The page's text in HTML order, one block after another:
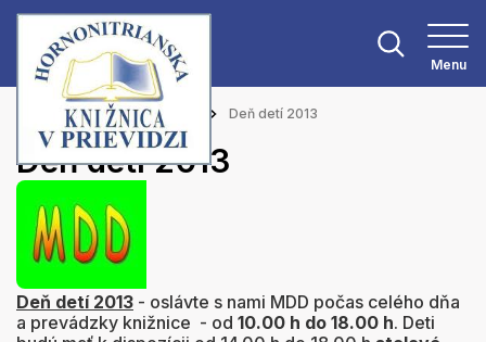
Menu
Hlavná stránka Aktuality Deň detí 2013
Deň detí 2013
Deň detí 2013 - oslávte s nami MDD počas celého dňa
a prevádzky knižnice - od 10.00 h do 18.00 h. Deti